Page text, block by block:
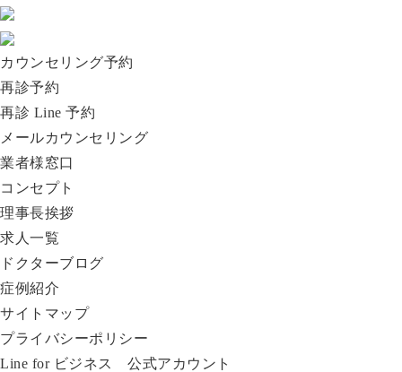
カウンセリング予約
再診予約
再診 Line 予約
メールカウンセリング
業者様窓口
コンセプト
理事長挨拶
求人一覧
ドクターブログ
症例紹介
サイトマップ
プライバシーポリシー
Line for ビジネス 公式アカウント